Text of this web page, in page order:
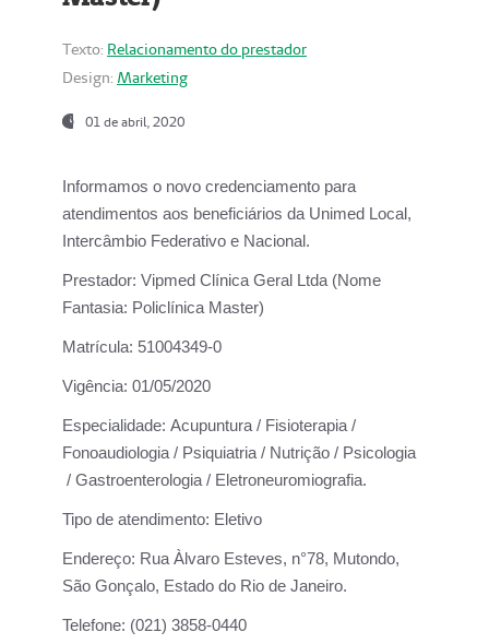
Texto: Relacionamento do prestador
Design: Marketing
01 de abril, 2020
Informamos o novo credenciamento para
atendimentos aos beneficiários da Unimed Local,
Intercâmbio Federativo e Nacional.
Prestador: Vipmed Clínica Geral Ltda (Nome
Fantasia: Policlínica Master)
Matrícula: 51004349-0
Vigência: 01/05/2020
Especialidade: Acupuntura / Fisioterapia /
Fonoaudiologia / Psiquiatria / Nutrição / Psicologia
/ Gastroenterologia / Eletroneuromiografia.
Tipo de atendimento: Eletivo
Endereço: Rua Àlvaro Esteves, n°78, Mutondo,
São Gonçalo, Estado do Rio de Janeiro.
Telefone: (021) 3858-0440